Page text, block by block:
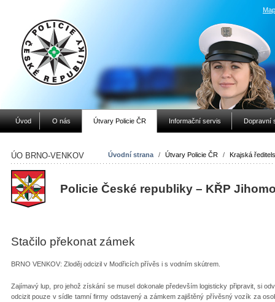
Úvod O nás Útvary Policie ČR Informační servis Dopravní
Úvodní strana / Útvary Policie ČR / Krajská
ÚO BRNO-VENKOV
Policie České republiky – KŘP
Stačilo překonat zámek
BRNO VENKOV: Zloděj odcizil v Modřicích přívěs i s vodním skútrem.
Zajímavý lup, pro jehož získání se musel dokonale především logisticky připravit, si
odcizit pouze v sídle tamní firmy odstavený a zámkem zajištěný přívěsný vozík za